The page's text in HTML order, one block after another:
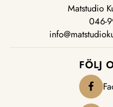
Matstudio
046-
FÖLJ